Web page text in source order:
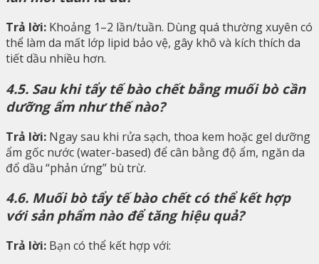
Trả lời: Khoảng 1–2 lần/tuần. Dùng quá thường xuyên có
thể làm da mất lớp lipid bảo vệ, gây khô và kích thích da
tiết dầu nhiều hơn.
4.5. Sau khi tẩy tế bào chết bằng muối bò cần
dưỡng ẩm như thế nào?
Trả lời: Ngay sau khi rửa sạch, thoa kem hoặc gel dưỡng
ẩm gốc nước (water-based) để cân bằng độ ẩm, ngăn da
đổ dầu “phản ứng” bù trừ.
4.6. Muối bò tẩy tế bào chết có thể kết hợp
với sản phẩm nào để tăng hiệu quả?
Trả lời: Bạn có thể kết hợp với: